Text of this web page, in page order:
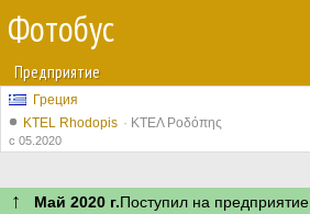
Фотобус
Предприятие
Греция
KTEL Rhodopis
ΚΤΕΛ Ροδόπης
с 05.2020
↑ Май 2020 г.Поступил на предприятие